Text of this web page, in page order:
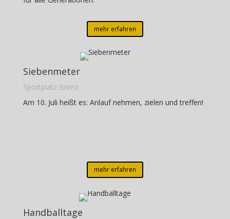
mehr erfahren
Siebenmeter
Sportplatz Brenz
Am 10. Juli heißt es: Anlauf nehmen, zielen und treffen!
mehr erfahren
Handballtage